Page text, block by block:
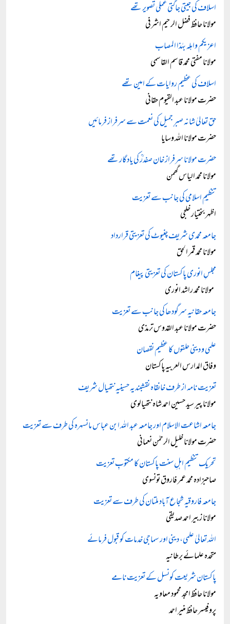
اسلاف کی جیتی جاگتی عملی تصویر تھے
مولانا حافظ فضل الرحیم اشرفی
اعزيكم واهله بهٰذا المصاب
مولانا مفتی محمد قاسم القاسمی
اسلاف کی عظیم روایات کے امین تھے
حضرت مولانا عبد القیوم حقانی
حق تعالیٰ شانہ صبرِ جمیل کی نعمت سے سرفراز فرمائیں
حضرت مولانا اللہ وسایا
حضرت مولانا سرفراز خان صفدرؒ کی یادگار تھے
مولانا محمد الیاس گھمن
تنظیمِ اسلامی کی جانب سے تعزیت
اظہر بختیار خلجی
جامعہ محمدی شریف چنیوٹ کی تعزیتی قرارداد
مولانا محمد قمر الحق
مجلسِ انوری پاکستان کی تعزیتی پیغام
مولانا محمد راشد انوری
جامعہ حقانیہ سرگودھا کی جانب سے تعزیت
حضرت مولانا عبد القدوس ترمذی
علمی و دینی حلقوں کا عظیم نقصان
وفاق المدارس العربیہ پاکستان
تعزیت نامہ از طرف خانقاہ نقشبندیہ حسینیہ نتھیال شریف
مولانا پیر سید حسین احمد شاہ نتھیالوی
جامعہ اشاعت الاسلام اور جامعہ عبد اللہ ابن عباس مانسہرہ کی طرف سے تعزیت
حضرت مولانا خلیل الرحمٰن نعمانی
تحریک تنظیم اہلِ سنت پاکستان کا مکتوبِ تعزیت
صاحبزادہ محمد عمر فاروق تونسوی
جامعہ فاروقیہ شجاع آباد ملتان کی طرف سے تعزیت
مولانا زبیر احمد صدیقی
اللہ تعالیٰ علمی، دینی اور سماجی خدمات کو قبول فرمائے
متحدہ علمائے برطانیہ
پاکستان شریعت کونسل کے تعزیت نامے
مولانا حافظ امجد محمود معاویہ
پروفیسر حافظ منیر احمد